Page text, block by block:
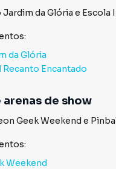
da Glória e Escola
:
da Glória
Encantado
de show
Geek Weekend e
:
Weekend